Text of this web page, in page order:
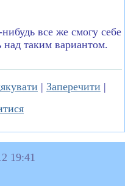
все же смогу себе
над таким вариантом.
| Заперечити |
19:41